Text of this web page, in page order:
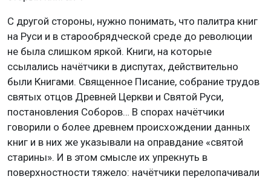
С другой стороны, нужно понимать, что палитра книг
на Руси и в старообрядческой среде до революции
не была слишком яркой. Книги, на которые
ссылались начётчики в диспутах, действительно
были Книгами. Священное Писание, собрание трудов
святых отцов Древней Церкви и Святой Руси,
постановления Соборов… В спорах начётчики
говорили о более древнем происхождении данных
книг и в них же указывали на оправдание «святой
старины». И в этом смысле их упрекнуть в
поверхностности тяжело: начётчики перелопачивали